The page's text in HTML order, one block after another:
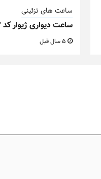
ساعت های تزئینی
ساعت دیواری ژیوار کد Zh-882